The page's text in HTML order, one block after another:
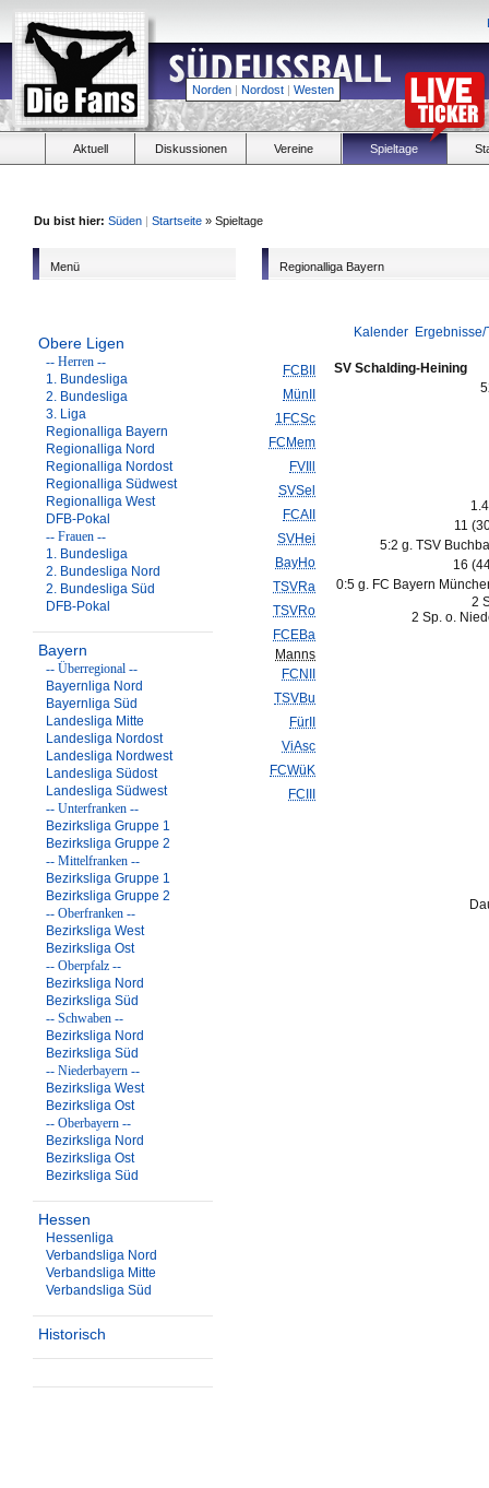
Norden | Nordost | Westen
Aktuell Diskussionen Vereine Spieltage
Du bist hier: Süden | Startseite » Spieltage
Menü
Obere Ligen
-- Herren --
1. Bundesliga
2. Bundesliga
3. Liga
Regionalliga Bayern
Regionalliga Nord
Regionalliga Nordost
Regionalliga Südwest
Regionalliga West
DFB-Pokal
-- Frauen --
1. Bundesliga
2. Bundesliga Nord
2. Bundesliga Süd
DFB-Pokal
Bayern
-- Überregional --
Bayernliga Nord
Bayernliga Süd
Landesliga Mitte
Landesliga Nordost
Landesliga Nordwest
Landesliga Südost
Landesliga Südwest
-- Unterfranken --
Bezirksliga Gruppe 1
Bezirksliga Gruppe 2
-- Mittelfranken --
Bezirksliga Gruppe 1
Bezirksliga Gruppe 2
-- Oberfranken --
Bezirksliga West
Bezirksliga Ost
-- Oberpfalz --
Bezirksliga Nord
Bezirksliga Süd
-- Schwaben --
Bezirksliga Nord
Bezirksliga Süd
-- Niederbayern --
Bezirksliga West
Bezirksliga Ost
-- Oberbayern --
Bezirksliga Nord
Bezirksliga Ost
Bezirksliga Süd
Hessen
Hessenliga
Verbandsliga Nord
Verbandsliga Mitte
Verbandsliga Süd
Historisch
Regionalliga Bayern
Kalender
FCBII
MünII
1FCSc
FCMem
FVIll
SVSel
FCAII
SVHei
BayHo
TSVRa
TSVRo
FCEBa
Manns
FCNII
TSVBu
FürII
ViAsc
FCWüK
FCIII
SV Schalding-Heining
11
5:2 g. TSV
16
0:5 g. FC Bayern
2
2 Sp. o.